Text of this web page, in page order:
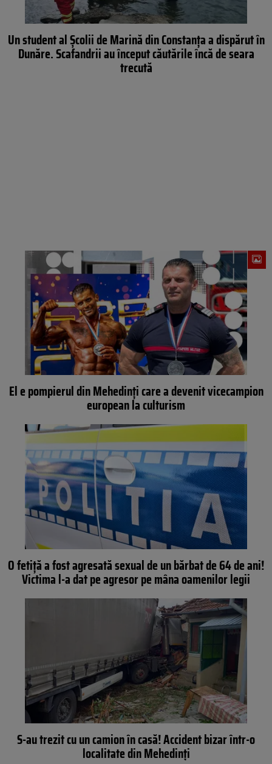
Un student al Şcolii de Marină din Constanţa a dispărut în
Dunăre. Scafandrii au început căutările încă de seara
trecută
El e pompierul din Mehedinți care a devenit vicecampion
european la culturism
O fetiță a fost agresată sexual de un bărbat de 64 de ani!
Victima l-a dat pe agresor pe mâna oamenilor legii
S-au trezit cu un camion în casă! Accident bizar într-o
localitate din Mehedinți